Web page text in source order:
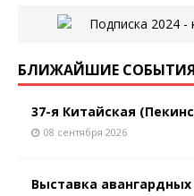
БЛИЖАЙШИЕ СОБЫТИЯ
37-я Китайская
08 сентября 2026
Выставка